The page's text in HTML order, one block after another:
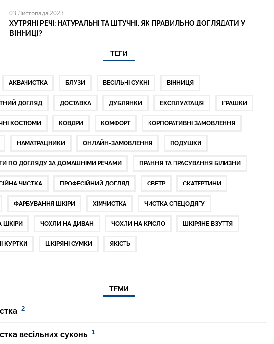
03 Листопада 2023
ХУТРЯНІ РЕЧІ: НАТУРАЛЬНІ ТА ШТУЧНІ. ЯК ПРАВИЛЬНО ДОГЛЯДАТИ У
ВІННИЦІ?
ТЕГИ
АКВАЧИСТКА БЛУЗИ ВЕСІЛЬНІ СУКНІ ВІННИЦЯ
ДОГЛЯД ДОСТАВКА ДУБЛЯНКИ ЕКСПЛУАТАЦІЯ ІГРАШКИ
КОСТЮМИ КОВДРИ КОМФОРТ КОРПОРАТИВНІ ЗАМОВЛЕННЯ
НАМАТРАЦНИКИ ОНЛАЙН-ЗАМОВЛЕННЯ ПОДУШКИ
ПО ДОГЛЯДУ ЗА ДОМАШНІМИ РЕЧАМИ ПРАННЯ ТА ПРАСУВАННЯ БІЛИЗНИ
ЧИСТКА ПРОФЕСІЙНИЙ ДОГЛЯД СВЕТР СКАТЕРТИНИ
ФАРБУВАННЯ ШКІРИ ХІМЧИСТКА ЧИСТКА СПЕЦОДЯГУ
ШКІРИ ЧОХЛИ НА ДИВАН ЧОХЛИ НА КРІСЛО ШКІРЯНЕ ВЗУТТЯ
КУРТКИ ШКІРЯНІ СУМКИ ЯКІСТЬ
ТЕМИ
2
весільних суконь 1